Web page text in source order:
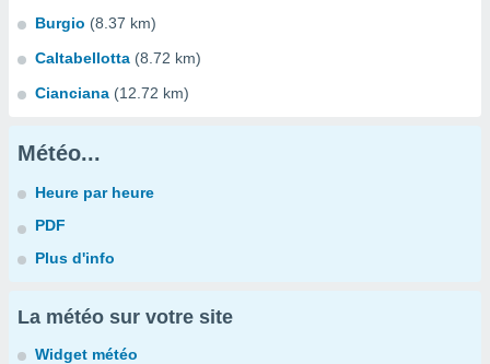
Burgio (8.37 km)
Caltabellotta (8.72 km)
Cianciana (12.72 km)
Météo...
Heure par heure
PDF
Plus d'info
La météo sur votre site
Widget météo